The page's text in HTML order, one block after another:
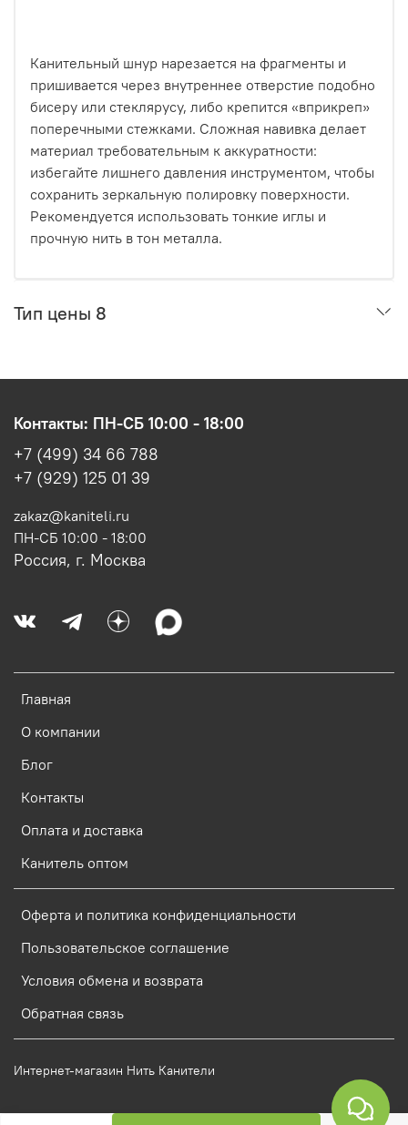
Канительный шнур нарезается на фрагменты и
пришивается через внутреннее отверстие подобно
бисеру или стеклярусу, либо крепится «вприкреп»
поперечными стежками. Сложная навивка делает
материал требовательным к аккуратности:
избегайте лишнего давления инструментом, чтобы
сохранить зеркальную полировку поверхности.
Рекомендуется использовать тонкие иглы и
прочную нить в тон металла.
Тип цены 8
Главная
О компании
Блог
Контакты
Оплата и доставка
Канитель оптом
Оферта и политика конфиденциальности
Пользовательское соглашение
Условия обмена и возврата
Обратная связь
Контакты: ПН-СБ 10:00 - 18:00
+7 (499) 34 66 788
+7 (929) 125 01 39
zakaz@kaniteli.ru
ПН-СБ 10:00 - 18:00
Россия, г. Москва
Интернет-магазин Нить Канители